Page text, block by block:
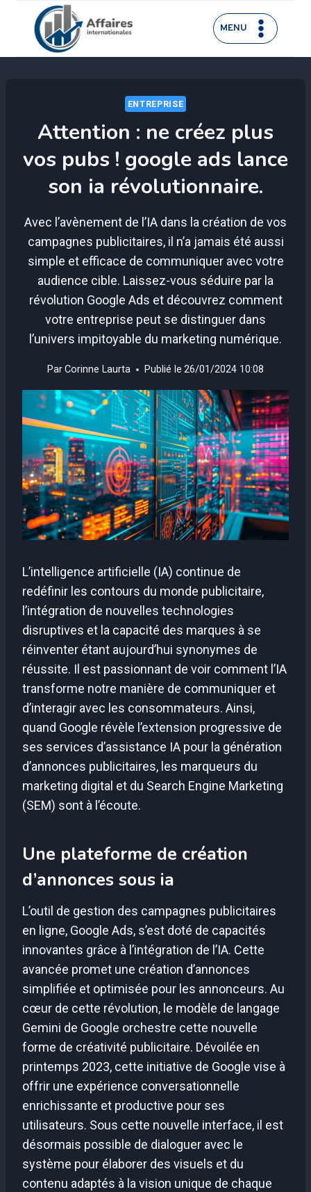
contenu
MENU
ENTREPRISE
Attention : ne créez plus
vos pubs ! google ads lance
son ia révolutionnaire.
Avec l’avènement de l’IA dans la création de vos
campagnes publicitaires, il n’a jamais été aussi
simple et efficace de communiquer avec votre
audience cible. Laissez-vous séduire par la
révolution Google Ads et découvrez comment
votre entreprise peut se distinguer dans
l’univers impitoyable du marketing numérique.
ParCorinne Laurta Publié le 26/01/2024 10:08
L’intelligence artificielle (IA) continue de
redéfinir les contours du monde publicitaire,
l’intégration de nouvelles technologies
disruptives et la capacité des marques à se
réinventer étant aujourd’hui synonymes de
réussite. Il est passionnant de voir comment l’IA
transforme notre manière de communiquer et
d’interagir avec les consommateurs. Ainsi,
quand Google révèle l’extension progressive de
ses services d’assistance IA pour la génération
d’annonces publicitaires, les marqueurs du
marketing digital et du Search Engine Marketing
(SEM) sont à l’écoute.
Une plateforme de création
d’annonces sous ia
L’outil de gestion des campagnes publicitaires
en ligne, Google Ads, s’est doté de capacités
innovantes grâce à l’intégration de l’IA. Cette
avancée promet une création d’annonces
simplifiée et optimisée pour les annonceurs. Au
cœur de cette révolution, le modèle de langage
Gemini de Google orchestre cette nouvelle
forme de créativité publicitaire. Dévoilée en
printemps 2023, cette initiative de Google vise à
offrir une expérience conversationnelle
enrichissante et productive pour ses
utilisateurs. Sous cette nouvelle interface, il est
désormais possible de dialoguer avec le
système pour élaborer des visuels et du
contenu adaptés à la vision unique de chaque